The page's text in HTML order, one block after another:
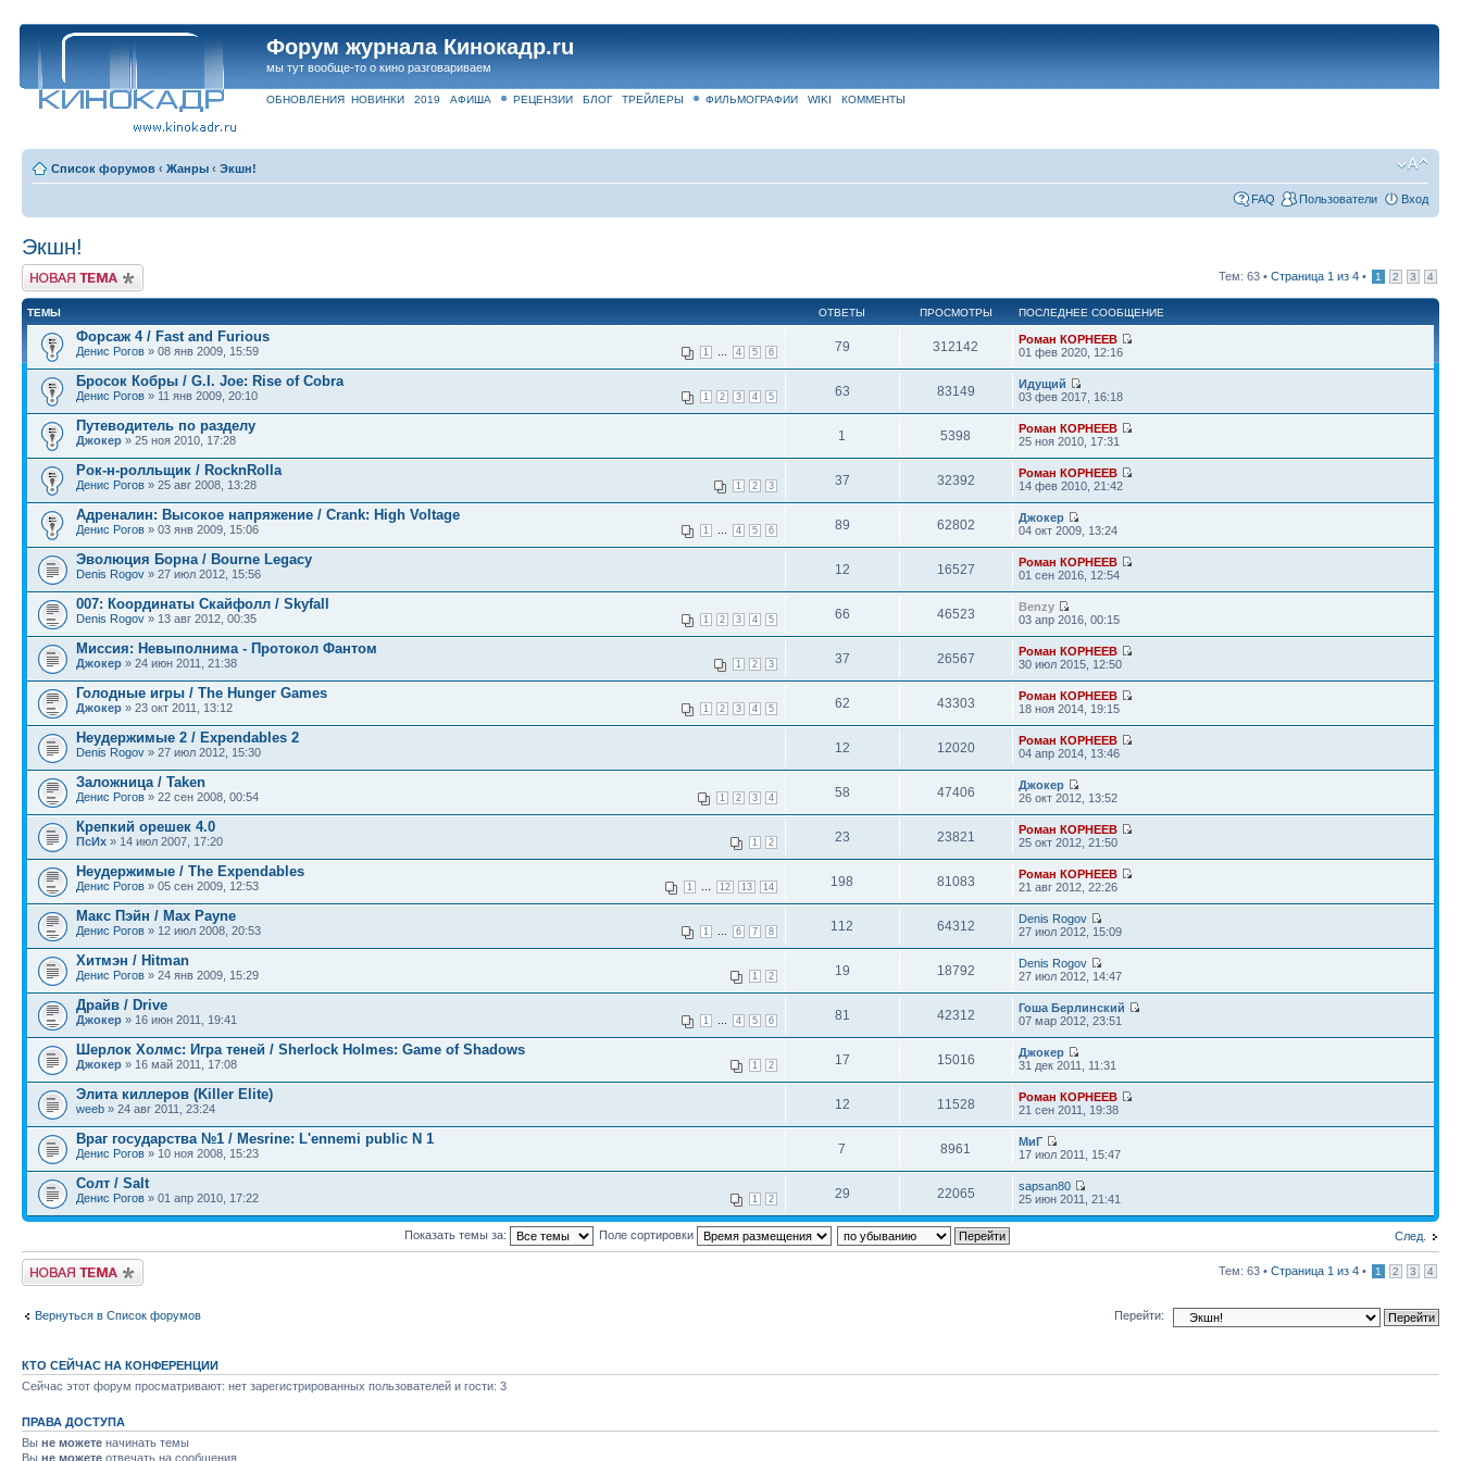
Форум журнала Кинокадр.ru
мы тут вообще-то о кино разговариваем
ОБНОВЛЕНИЯ НОВИНКИ 2019 АФИША РЕЦЕНЗИИ БЛОГ ТРЕЙЛЕРЫ ФИЛЬМОГРАФИИ WIKI КОММЕНТЫ
Список форумов ‹ Жанры ‹ Экшн!
FAQ Пользователи Вход
Экшн!
Новая тема Тем: 63 • Страница 1 из 4 • 1 2 3 4
ТЕМЫ ОТВЕТЫ ПРОСМОТРЫ ПОСЛЕДНЕЕ СООБЩЕНИЕ
Форсаж 4 / Fast and Furious
1 4 5 6
Денис Рогов » 08 янв 2009, 15:59 79 312142
Роман КОРНЕЕВ
01 фев 2020, 12:16
Бросок Кобры / G.I. Joe: Rise of Cobra
1 2 3 4 5
Денис Рогов » 11 янв 2009, 20:10 63 83149
Идущий
03 фев 2017, 16:18
Путеводитель по разделу
Джокер » 25 ноя 2010, 17:28 1 5398
Роман КОРНЕЕВ
25 ноя 2010, 17:31
Рок-н-ролльщик / RocknRolla
1 2 3
Денис Рогов » 25 авг 2008, 13:28 37 32392
Роман КОРНЕЕВ
14 фев 2010, 21:42
Адреналин: Высокое напряжение / Crank: High Voltage
1 4 5 6
Денис Рогов » 03 янв 2009, 15:06 89 62802
Джокер
04 окт 2009, 13:24
Эволюция Борна / Bourne Legacy
Denis Rogov » 27 июл 2012, 15:56 12 16527
Роман КОРНЕЕВ
01 сен 2016, 12:54
007: Координаты Скайфолл / Skyfall
1 2 3 4 5
Denis Rogov » 13 авг 2012, 00:35 66 46523
Benzy
03 апр 2016, 00:15
Миссия: Невыполнима - Протокол Фантом
1 2 3
Джокер » 24 июн 2011, 21:38 37 26567
Роман КОРНЕЕВ
30 июл 2015, 12:50
Голодные игры / The Hunger Games
1 2 3 4 5
Джокер » 23 окт 2011, 13:12 62 43303
Роман КОРНЕЕВ
18 ноя 2014, 19:15
Неудержимые 2 / Expendables 2
Denis Rogov » 27 июл 2012, 15:30 12 12020
Роман КОРНЕЕВ
04 апр 2014, 13:46
Заложница / Taken
1 2 3 4
Денис Рогов » 22 сен 2008, 00:54 58 47406
Джокер
26 окт 2012, 13:52
Крепкий орешек 4.0
1 2
ПсИх » 14 июл 2007, 17:20 23 23821
Роман КОРНЕЕВ
25 окт 2012, 21:50
Неудержимые / The Expendables
1 12 13 14
Денис Рогов » 05 сен 2009, 12:53 198 81083
Роман КОРНЕЕВ
21 авг 2012, 22:26
Макс Пэйн / Max Payne
1 6 7 8
Денис Рогов » 12 июл 2008, 20:53 112 64312
Denis Rogov
27 июл 2012, 15:09
Хитмэн / Hitman
1 2
Денис Рогов » 24 янв 2009, 15:29 19 18792
Denis Rogov
27 июл 2012, 14:47
Драйв / Drive
1 4 5 6
Джокер » 16 июн 2011, 19:41 81 42312
Гоша Берлинский
07 мар 2012, 23:51
Шерлок Холмс: Игра теней / Sherlock Holmes: Game of Shadows
1 2
Джокер » 16 май 2011, 17:08 17 15016
Джокер
31 дек 2011, 11:31
Элита киллеров (Killer Elite)
weeb » 24 авг 2011, 23:24 12 11528
Роман КОРНЕЕВ
21 сен 2011, 19:38
Враг государства №1 / Mesrine: L'ennemi public N 1
Денис Рогов » 10 ноя 2008, 15:23 7 8961
МиГ
17 июл 2011, 15:47
Солт / Salt
1 2
Денис Рогов » 01 апр 2010, 17:22 29 22065
sapsan80
25 июн 2011, 21:41
След.
Показать темы за: Поле сортировки
Новая тема Тем: 63 • Страница 1 из 4 • 1 2 3 4
Вернуться в Список форумов Перейти:
КТО СЕЙЧАС НА КОНФЕРЕНЦИИ
Сейчас этот форум просматривают: нет зарегистрированных пользователей и гости: 3
ПРАВА ДОСТУПА
Вы не можете начинать темы
Вы не можете отвечать на сообщения